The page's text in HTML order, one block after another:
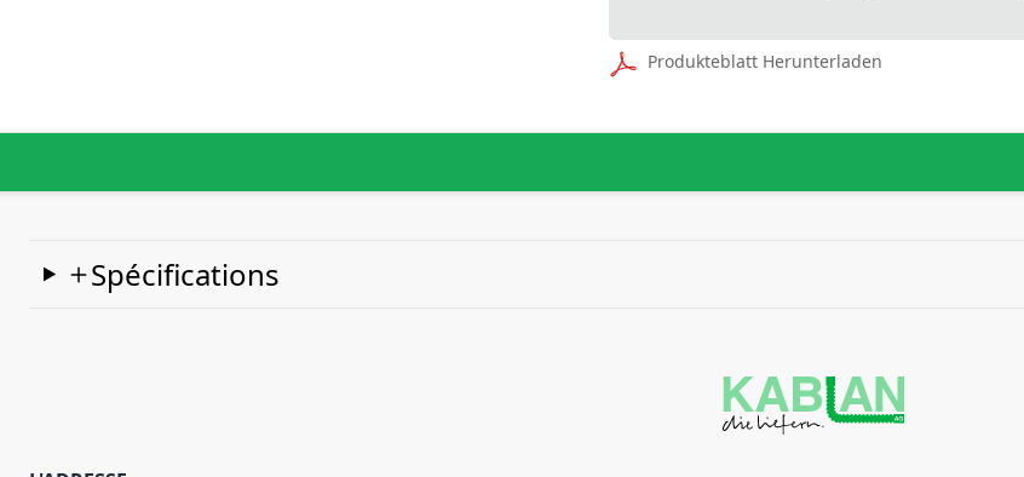
Produkteblatt Herunterladen
Spécifications